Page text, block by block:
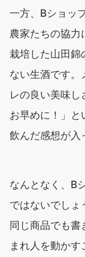
一方、Bショッ
農家たちの協
栽培した山田錦
ない生酒です。
レの良い美味
お早めに！」と
飲んだ感想が入
なんとなく、B
ではないでしょ
同じ商品でも書
まれ人を動かす